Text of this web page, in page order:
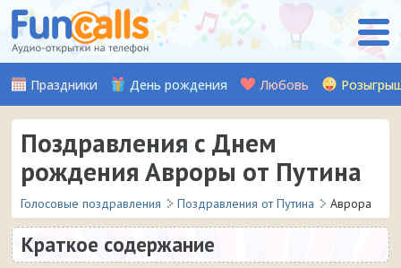
Праздники День рождения Любовь
Поздравления с Днем
рождения Авроры от Путина
Голосовые поздравления Поздравления от Путина Аврора
Краткое содержание